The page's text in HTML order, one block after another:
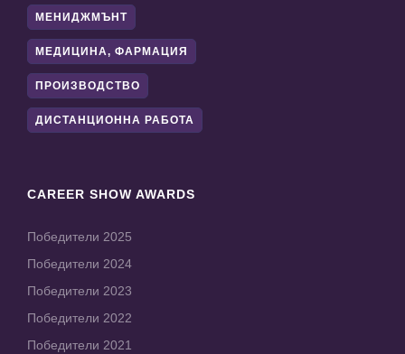
МЕНИДЖМЪНТ
МЕДИЦИНА, ФАРМАЦИЯ
ПРОИЗВОДСТВО
ДИСТАНЦИОННА РАБОТА
CAREER SHOW AWARDS
Победители 2025
Победители 2024
Победители 2023
Победители 2022
Победители 2021